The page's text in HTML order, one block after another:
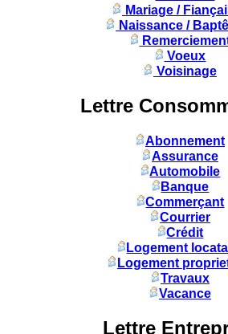
Mariage /
Naissance /
Voeux
Voisinage
Lettre
Abonnement
Assurance
Automobile
Banque
Commerçant
Courrier
Crédit
Logement
Logement
Travaux
Vacance
Lettre